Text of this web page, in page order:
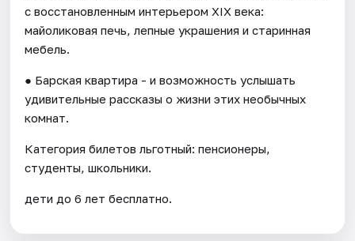
с восстановленным интерьером XIX века:
майоликовая печь, лепные украшения и старинная
мебель.
● Барская квартира - и возможность услышать
удивительные рассказы о жизни этих необычных
комнат.
Категория билетов льготный: пенсионеры,
студенты, школьники.
дети до 6 лет бесплатно.